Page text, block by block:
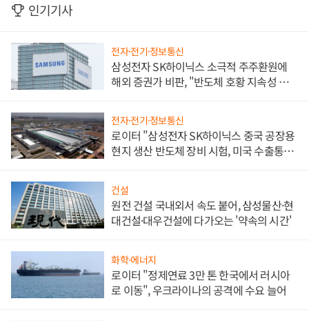
인기기사
전자·전기·정보통신
삼성전자 SK하이닉스 소극적 주주환원에
해외 증권가 비판, "반도체 호황 지속성 의
전자·전기·정보통신
로이터 "삼성전자 SK하이닉스 중국 공장용
현지 생산 반도체 장비 시험, 미국 수출통제
건설
원전 건설 국내외서 속도 붙어, 삼성물산·현
대건설·대우건설에 다가오는 '약속의 시간'
화학·에너지
로이터 "정제연료 3만 톤 한국에서 러시아
로 이동", 우크라이나의 공격에 수요 늘어